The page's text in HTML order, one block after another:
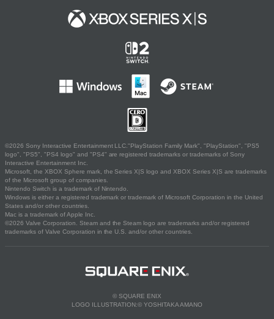
©2026 Sony Interactive Entertainment LLC."PlayStation Family Mark", "PlayStation", "PS5
logo", "PS5", "PS4 logo" and "PS4" are registered trademarks or trademarks of Sony
Interactive Entertainment Inc.
Microsoft, the XBOX Sphere mark, the Series X|S logo and XBOX Series X|S are trademarks
of the Microsoft group of companies.
Nintendo Switch is a trademark of Nintendo.
Windows is either a registered trademark or trademark of Microsoft Corporation in the United
States and/or other countries.
Mac is a trademark of Apple Inc.
©2026 Valve Corporation. Steam and the Steam logo are trademarks and/or registered
trademarks of Valve Corporation in the U.S. and/or other countries.
© SQUARE ENIX
LOGO ILLUSTRATION:© YOSHITAKA AMANO